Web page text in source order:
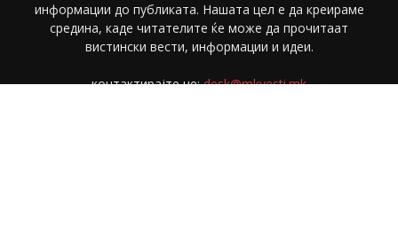
информации до публиката. Нашата цел е да креираме
средина, каде читателите ќе може да прочитаат
вистински вести, информации и идеи.
контактирајте не:desk@mkvesti.mk